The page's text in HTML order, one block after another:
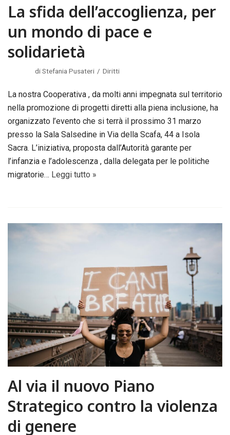
La sfida dell’accoglienza, per
un mondo di pace e
solidarietà
diStefania Pusateri Diritti
La nostra Cooperativa , da molti anni impegnata sul territorio
nella promozione di progetti diretti alla piena inclusione, ha
organizzato l’evento che si terrà il prossimo 31 marzo
presso la Sala Salsedine in Via della Scafa, 44 a Isola
Sacra. L’iniziativa, proposta dall’Autorità garante per
l’infanzia e l’adolescenza , dalla delegata per le politiche
migratorie… Leggi tutto »
Al via il nuovo Piano
Strategico contro la violenza
di genere